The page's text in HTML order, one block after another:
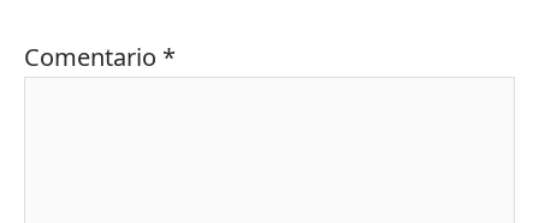
Comentario *